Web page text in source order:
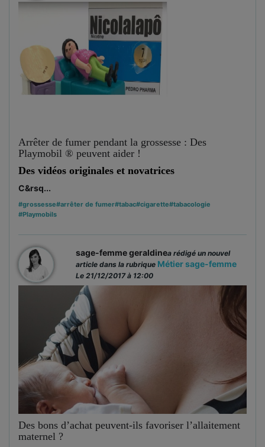
Arrêter de fumer pendant la grossesse : Des
Playmobil ® peuvent aider !
Des vidéos originales et novatrices
C&rsq...
#grossesse#arrêter de fumer#tabac#cigarette#tabacologie
#Playmobils
sage-femme geraldinea rédigé un nouvel
article dans la rubrique Métier sage-femme
Le 21/12/2017 à 12:00
Des bons d’achat peuvent-ils favoriser l’allaitement
maternel ?